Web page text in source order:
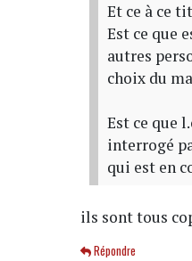
Et ce à ce
Est ce que
autres
choix du
Est ce que
interrogé
qui est en
ils sont tous
Répondre